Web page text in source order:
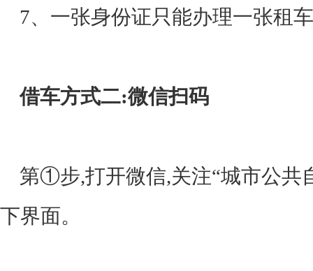
7、一张身份证只能办理一张租
借车方式二:微信扫码
第①步,打开微信,关注“城市公共
下界面。